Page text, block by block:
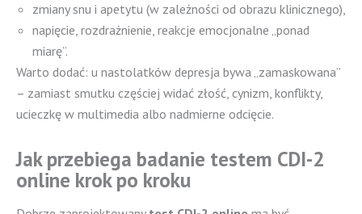
zmiany snu i apetytu (w zależności od obrazu klinicznego),
napięcie, rozdrażnienie, reakcje emocjonalne „ponad
miarę”.
Warto dodać: u nastolatków depresja bywa „zamaskowana”
– zamiast smutku częściej widać złość, cynizm, konflikty,
ucieczkę w multimedia albo nadmierne odcięcie.
Jak przebiega badanie testem CDI-2
online krok po kroku